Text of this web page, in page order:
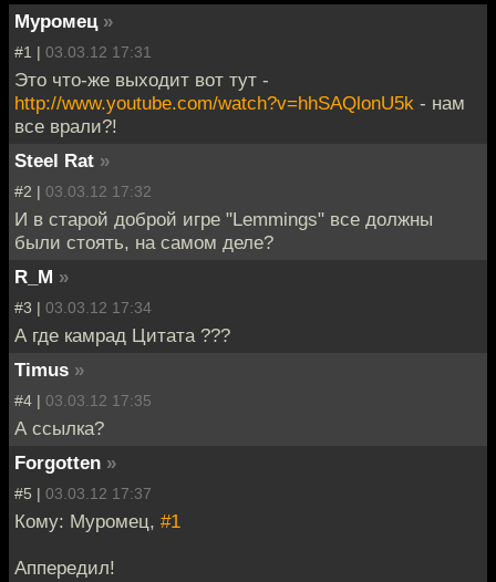
Муромец »
#1 | 03.03.12 17:31
Это что-же выходит вот тут -
http://www.youtube.com/watch?v=hhSAQlonU5k - нам
все врали?!
Steel Rat »
#2 | 03.03.12 17:32
И в старой доброй игре "Lemmings" все должны
были стоять, на самом деле?
R_M »
#3 | 03.03.12 17:34
А где камрад Цитата ???
Timus »
#4 | 03.03.12 17:35
А ссылка?
Forgotten »
#5 | 03.03.12 17:37
Кому: Муромец, #1
Аппередил!